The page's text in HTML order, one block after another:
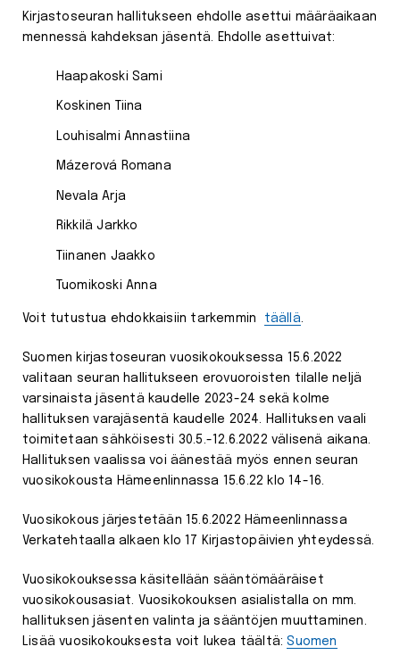
Kirjastoseuran hallitukseen ehdolle asettui määräaikaan
mennessä kahdeksan jäsentä. Ehdolle asettuivat:
Haapakoski Sami
Koskinen Tiina
Louhisalmi Annastiina
Mázerová Romana
Nevala Arja
Rikkilä Jarkko
Tiinanen Jaakko
Tuomikoski Anna
Voit tutustua ehdokkaisiin tarkemmin täällä.
Suomen kirjastoseuran vuosikokouksessa 15.6.2022
valitaan seuran hallitukseen erovuoroisten tilalle neljä
varsinaista jäsentä kaudelle 2023-24 sekä kolme
hallituksen varajäsentä kaudelle 2024. Hallituksen vaali
toimitetaan sähköisesti 30.5.-12.6.2022 välisenä aikana.
Hallituksen vaalissa voi äänestää myös ennen seuran
vuosikokousta Hämeenlinnassa 15.6.22 klo 14-16.
Vuosikokous järjestetään 15.6.2022 Hämeenlinnassa
Verkatehtaalla alkaen klo 17 Kirjastopäivien yhteydessä.
Vuosikokouksessa käsitellään sääntömääräiset
vuosikokousasiat. Vuosikokouksen asialistalla on mm.
hallituksen jäsenten valinta ja sääntöjen muuttaminen.
Lisää vuosikokouksesta voit lukea täältä:Suomen